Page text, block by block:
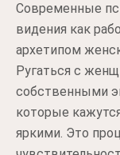
Современные
видения как
архетипом
Ругаться с
собственными
которые
яркими. Это